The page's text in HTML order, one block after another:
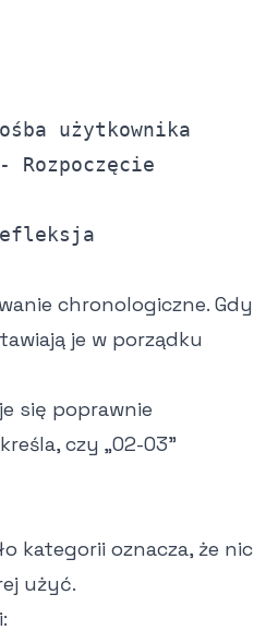
użytkownika
Rozpoczęcie
chronologiczne. Gdy
je w porządku
się poprawnie
czy „02-03"
kategorii oznacza, że nic
użyć.